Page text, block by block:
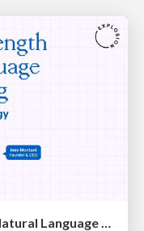
HU Berlin: Industrial-Strength Natural Language Processing with spaCy and Prodigy